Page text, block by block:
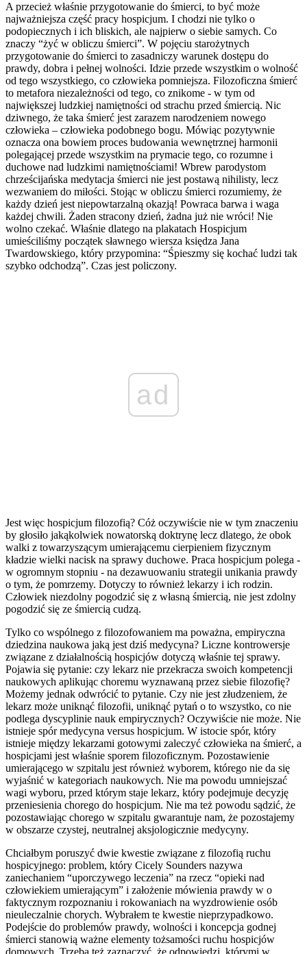
A przecież właśnie przygotowanie do śmierci, to być może
najważniejsza część pracy hospicjum. I chodzi nie tylko o
podopiecznych i ich bliskich, ale najpierw o siebie samych. Co
znaczy “żyć w obliczu śmierci”. W pojęciu starożytnych
przygotowanie do śmierci to zasadniczy warunek dostępu do
prawdy, dobra i pełnej wolności. Idzie przede wszystkim o wolność
od tego wszystkiego, co człowieka pomniejsza. Filozoficzna śmierć
to metafora niezależności od tego, co znikome - w tym od
największej ludzkiej namiętności od strachu przed śmiercią. Nic
dziwnego, że taka śmierć jest zarazem narodzeniem nowego
człowieka – człowieka podobnego bogu. Mówiąc pozytywnie
oznacza ona bowiem proces budowania wewnętrznej harmonii
polegającej przede wszystkim na prymacie tego, co rozumne i
duchowe nad ludzkimi namiętnościami! Wbrew parodystom
chrześcijańska medytacja śmierci nie jest postawą nihilisty, lecz
wezwaniem do miłości. Stojąc w obliczu śmierci rozumiemy, że
każdy dzień jest niepowtarzalną okazją! Powraca barwa i waga
każdej chwili. Żaden stracony dzień, żadna już nie wróci! Nie
wolno czekać. Właśnie dlatego na plakatach Hospicjum
umieściliśmy początek sławnego wiersza księdza Jana
Twardowskiego, który przypomina: “Śpieszmy się kochać ludzi tak
szybko odchodzą”. Czas jest policzony.
ad
Jest więc hospicjum filozofią? Cóż oczywiście nie w tym znaczeniu
by głosiło jakąkolwiek nowatorską doktrynę lecz dlatego, że obok
walki z towarzyszącym umierającemu cierpieniem fizycznym
kładzie wielki nacisk na sprawy duchowe. Praca hospicjum polega -
w ogromnym stopniu - na dezawuowaniu strategii unikania prawdy
o tym, że pomrzemy. Dotyczy to również lekarzy i ich rodzin.
Człowiek niezdolny pogodzić się z własną śmiercią, nie jest zdolny
pogodzić się ze śmiercią cudzą.
Tylko co wspólnego z filozofowaniem ma poważna, empiryczna
dziedzina naukowa jaką jest dziś medycyna? Liczne kontrowersje
związane z działalnością hospicjów dotyczą właśnie tej sprawy.
Pojawia się pytanie: czy lekarz nie przekracza swoich kompetencji
naukowych aplikując choremu wyznawaną przez siebie filozofię?
Możemy jednak odwrócić to pytanie. Czy nie jest złudzeniem, że
lekarz może uniknąć filozofii, uniknąć pytań o to wszystko, co nie
podlega dyscyplinie nauk empirycznych? Oczywiście nie może. Nie
istnieje spór medycyna versus hospicjum. W istocie spór, który
istnieje między lekarzami gotowymi zaleczyć człowieka na śmierć, a
hospicjami jest właśnie sporem filozoficznym. Pozostawienie
umierającego w szpitalu jest również wyborem, którego nie da się
wyjaśnić w kategoriach naukowych. Nie ma powodu umniejszać
wagi wyboru, przed którym staje lekarz, który podejmuje decyzję
przeniesienia chorego do hospicjum. Nie ma też powodu sądzić, że
pozostawiając chorego w szpitalu gwarantuje nam, że pozostajemy
w obszarze czystej, neutralnej aksjologicznie medycyny.
Chciałbym poruszyć dwie kwestie związane z filozofią ruchu
hospicyjnego: problem, który Cicely Sounders nazywa
zaniechaniem “uporczywego leczenia” na rzecz “opieki nad
człowiekiem umierającym” i założenie mówienia prawdy w o
faktycznym rozpoznaniu i rokowaniach na wyzdrowienie osób
nieuleczalnie chorych. Wybrałem te kwestie nieprzypadkowo.
Podejście do problemów prawdy, wolności i koncepcja godnej
śmierci stanowią ważne elementy tożsamości ruchu hospicjów